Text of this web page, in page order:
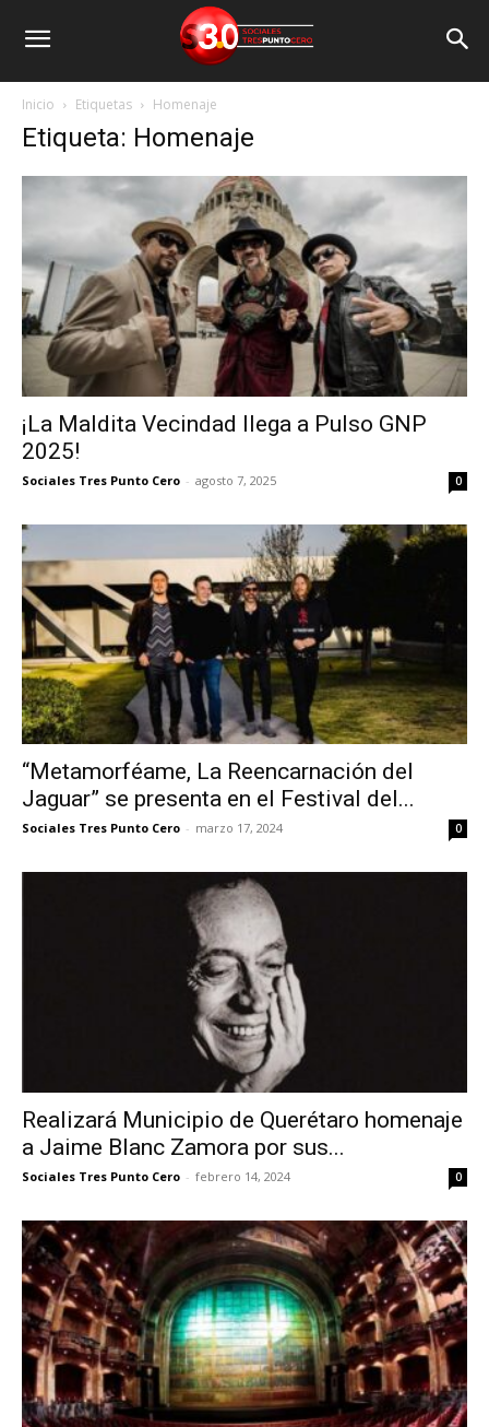
Inicio Etiquetas Homenaje
Etiqueta: Homenaje
¡La Maldita Vecindad llega a Pulso GNP
2025!
Sociales Tres Punto Cero - agosto 7, 2025 0
“Metamorféame, La Reencarnación del
Jaguar” se presenta en el Festival del...
Sociales Tres Punto Cero - marzo 17, 2024 0
Realizará Municipio de Querétaro homenaje
a Jaime Blanc Zamora por sus...
Sociales Tres Punto Cero - febrero 14, 2024 0